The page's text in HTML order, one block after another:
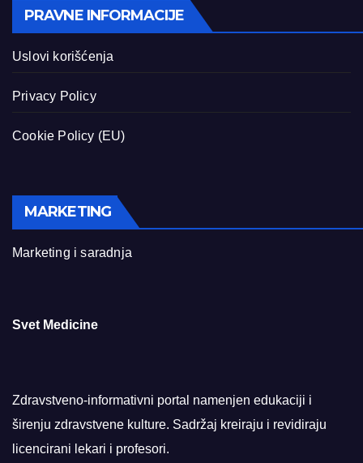
PRAVNE INFORMACIJE
Uslovi korišćenja
Privacy Policy
Cookie Policy (EU)
MARKETING
Marketing i saradnja
Svet Medicine
Zdravstveno-informativni portal namenjen edukaciji i
širenju zdravstvene kulture. Sadržaj kreiraju i revidiraju
licencirani lekari i profesori.